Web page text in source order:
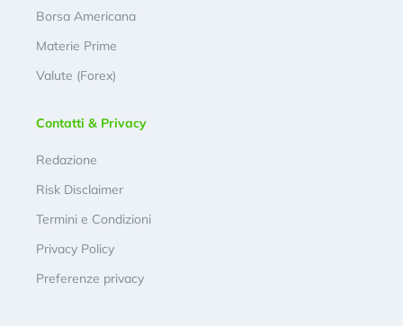
Borsa Americana
Materie Prime
Valute (Forex)
Contatti & Privacy
Redazione
Risk Disclaimer
Termini e Condizioni
Privacy Policy
Preferenze privacy